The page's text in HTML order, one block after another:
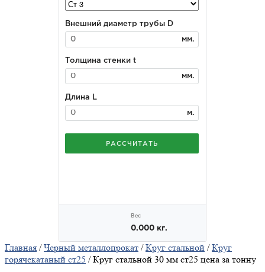
Главная /Черный металлопрокат /Круг стальной /Круг
горячекатаный ст25 / Круг стальной 30 мм ст25 цена за тонну